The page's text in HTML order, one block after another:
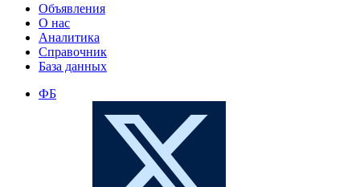
Объявления
О нас
Аналитика
Справочник
База данных
ФБ